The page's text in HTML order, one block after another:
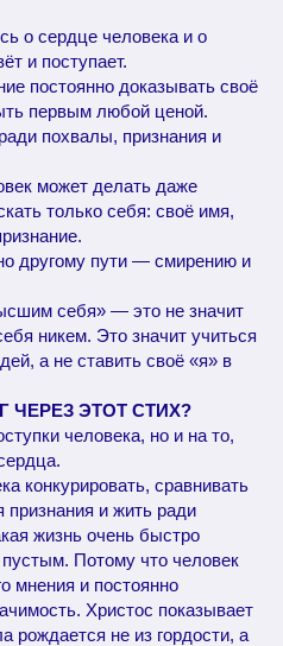
о сердце человека и о
и поступает.
постоянно доказывать своё
первым любой ценой.
похвалы, признания и
может делать даже
только себя: своё имя,
другому пути — смирению и
себя» — это не значит
никем. Это значит учиться
а не ставить своё «я» в
ЧЕРЕЗ ЭТОТ СТИХ?
человека, но и на то,
конкурировать, сравнивать
признания и жить ради
жизнь очень быстро
Потому что человек
мнения и постоянно
Христос показывает
рождается не из гордости, а